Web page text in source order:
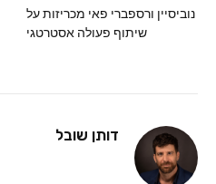
נוביסיין ורספברי פאי מכריזות על
שיתוף פעולה אסטרטגי
דותן שובל